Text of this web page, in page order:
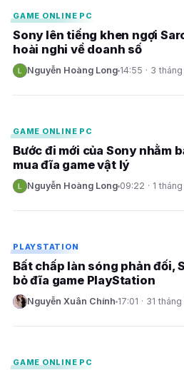
GAME ONLINE PC
Sony lên tiếng khen ngợi
hoài nghi về doanh số
N Nguyễn Hoàng Long 14:55 · 3
GAME ONLINE PC
Bước đi mới của Sony nhằm
mua đĩa game vật lý
N Nguyễn Hoàng Long 09:22 · 1
PLAYSTATION
Bất chấp làn sóng phản đối,
bỏ đĩa game PlayStation
N Nguyễn Xuân Chính 17:01 · 31
GAME ONLINE PC